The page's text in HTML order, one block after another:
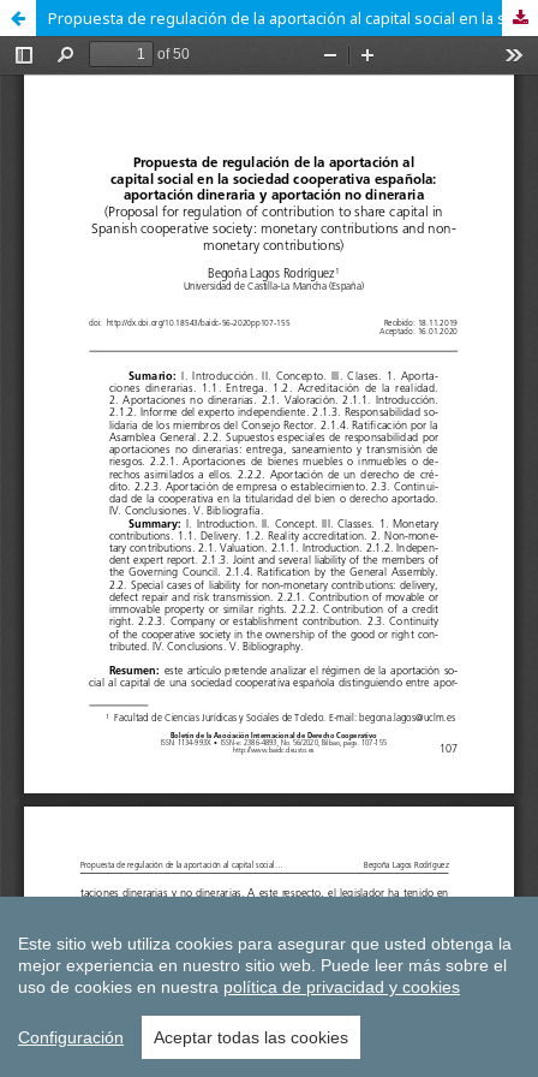
Propuesta de regulación de la aportación al capital social en la sociedad cooperativa española: aportación dineraria y aportación no dineraria
Este sitio web utiliza cookies para asegurar que usted obtenga la
mejor experiencia en nuestro sitio web. Puede leer más sobre el
uso de cookies en nuestra política de privacidad y cookies
Configuración Aceptar todas las cookies